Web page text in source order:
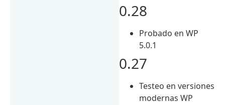
0.28
Probado en WP
5.0.1
0.27
Testeo en versiones
modernas WP